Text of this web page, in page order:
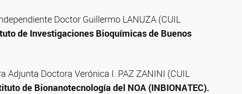
Doctor Guillermo LANUZA (CUIL
de Investigaciones Bioquímicas de Buenos
Doctora Verónica I. PAZ ZANINI (CUIL
de Bionanotecnología del NOA (INBIONATEC).